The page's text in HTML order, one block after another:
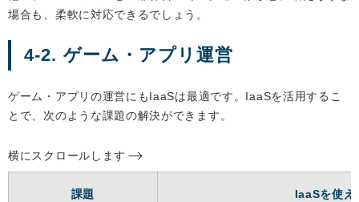
場合も、柔軟に対応できるでしょう。
4-2. ゲーム・アプリ運営
ゲーム・アプリの運営にもIaaSは最適です。IaaSを活用するこ
とで、次のような課題の解決ができます。
横にスクロールします
課題 IaaSを使え